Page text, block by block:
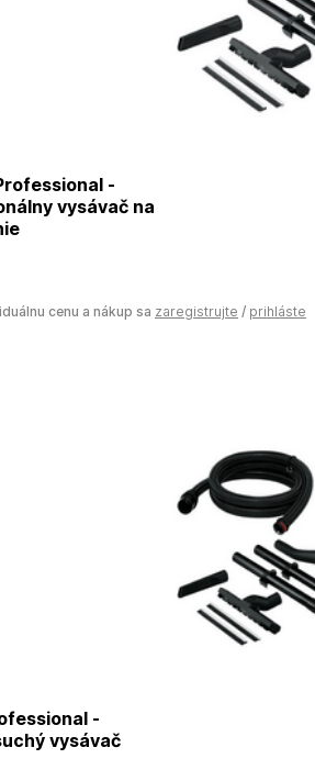
-
vysávač na
cenu a nákup sa zaregistrujte / prihláste
-
vysávač